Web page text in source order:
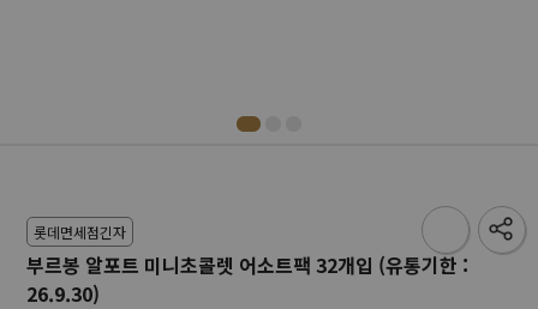
롯데면세점긴자
부르봉 알포트 미니초콜렛 어소트팩 32개입 (유통기한 :
26.9.30)